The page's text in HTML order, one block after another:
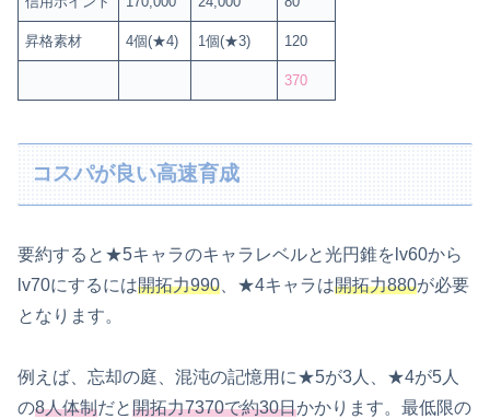
昇格素材 4個(★4) 1個(★3) 120
370
コスパが良い高速育成
要約すると★5キャラのキャラレベルと光円錐をlv60から
lv70にするには開拓力990 、★4キャラは開拓力880が必要
となります。
例えば、忘却の庭、混沌の記憶用に★5が3人、★4が5人
の8人体制だと開拓力7370で約30日かかります。最低限の